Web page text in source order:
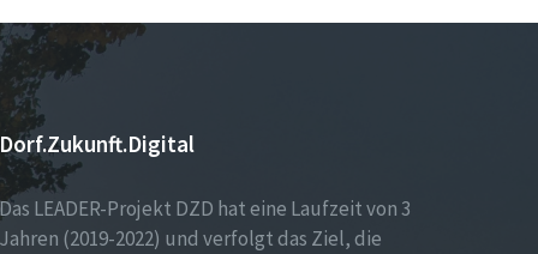
Dorf.Zukunft.Digital
Das LEADER-Projekt DZD hat eine Laufzeit von 3
Jahren (2019-2022) und verfolgt das Ziel, die